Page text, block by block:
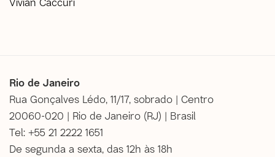
Rio de Janeiro
Rua Gonçalves Lédo, 11/17, sobrado | Centro
20060-020 | Rio de Janeiro (RJ) | Brasil
Tel: +55 21 2222 1651
De segunda a sexta, das 12h às 18h